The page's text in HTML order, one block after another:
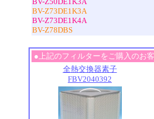
BV-Z73DE1K3A
BV-Z73DE1K4A
BV-Z78DBS
●上記のフィルターをご購入のお
全熱交換器素子
FBV2040392